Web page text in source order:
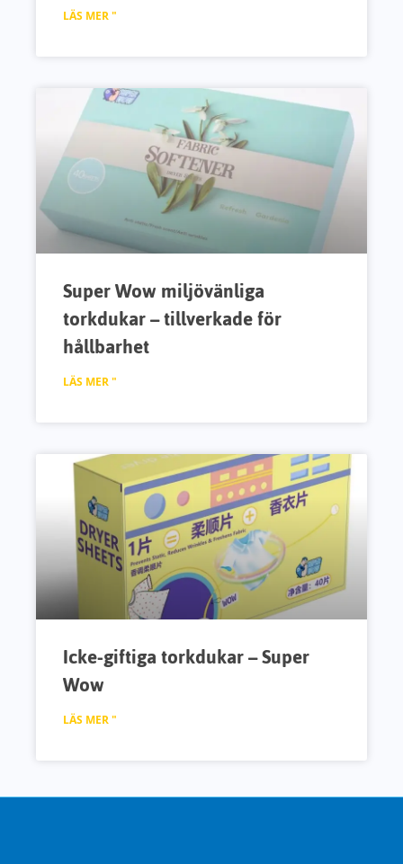
LÄS MER "
Super Wow miljövänliga
torkdukar – tillverkade för
hållbarhet
LÄS MER "
Icke-giftiga torkdukar – Super
Wow
LÄS MER "